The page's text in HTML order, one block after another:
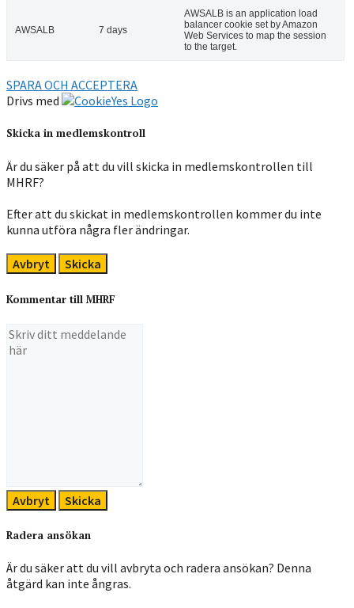
AWSALB 7 days
AWSALB is an application load
balancer cookie set by Amazon
Web Services to map the session
to the target.
SPARA OCH ACCEPTERA
Drivs med
Skicka in medlemskontroll
Är du säker på att du vill skicka in medlemskontrollen till
MHRF?
Efter att du skickat in medlemskontrollen kommer du inte
kunna utföra några fler ändringar.
Avbryt Skicka
Kommentar till MHRF
Avbryt Skicka
Radera ansökan
Är du säker att du vill avbryta och radera ansökan? Denna
åtgärd kan inte ångras.